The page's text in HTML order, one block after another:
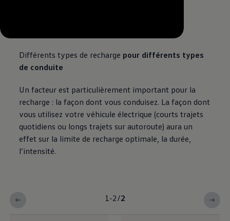
Remaining time, --:--
Différents types de recharge pour différents types
de conduite
Un facteur est particulièrement important pour la
recharge : la façon dont vous conduisez. La façon dont
vous utilisez votre véhicule électrique (courts trajets
quotidiens ou longs trajets sur autoroute) aura un
effet sur la limite de recharge optimale, la durée,
l’intensité.
1-2/2